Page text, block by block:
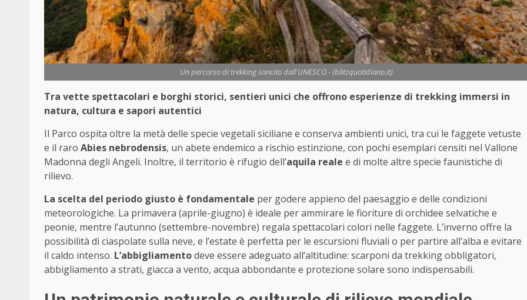
Un percorso di trekking sancito dall'UNESCO - (blitzquotidiano.it)
Tra vette spettacolari e borghi storici, sentieri unici che offrono esperienze di trekking immersi in
natura, cultura e sapori autentici
Il Parco ospita oltre la metà delle specie vegetali siciliane e conserva ambienti unici, tra cui le faggete vetuste
e il raro Abies nebrodensis, un abete endemico a rischio estinzione, con pochi esemplari censiti nel Vallone
Madonna degli Angeli. Inoltre, il territorio è rifugio dell’aquila reale e di molte altre specie faunistiche di
rilievo.
La scelta del periodo giusto è fondamentale per godere appieno del paesaggio e delle condizioni
meteorologiche. La primavera (aprile-giugno) è ideale per ammirare le fioriture di orchidee selvatiche e
peonie, mentre l’autunno (settembre-novembre) regala spettacolari colori nelle faggete. L’inverno offre la
possibilità di ciaspolate sulla neve, e l’estate è perfetta per le escursioni fluviali o per partire all’alba e evitare
il caldo intenso. L’abbigliamentodeve essere adeguato all’altitudine: scarponi da trekking obbligatori,
abbigliamento a strati, giacca a vento, acqua abbondante e protezione solare sono indispensabili.